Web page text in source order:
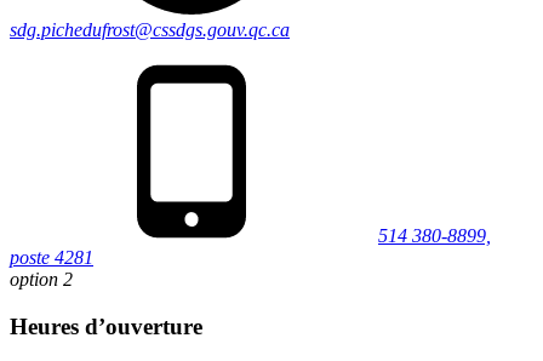
sdg.pichedufrost@cssdgs.gouv.qc.ca
514 380-8899,
poste 4281
option 2
Heures d’ouverture